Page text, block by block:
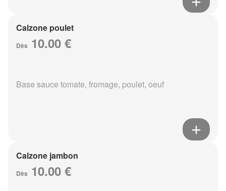
Calzone poulet
Dès 10.00 €
Base sauce tomate, fromage, poulet, oeuf
Calzone jambon
Dès 10.00 €